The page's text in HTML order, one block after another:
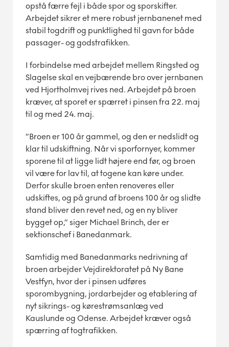
opstå færre fejl i både spor og sporskifter.
Arbejdet sikrer et mere robust jernbanenet med
stabil togdrift og punktlighed til gavn for både
passager- og godstrafikken.
I forbindelse med arbejdet mellem Ringsted og
Slagelse skal en vejbærende bro over jernbanen
ved Hjortholmvej rives ned. Arbejdet på broen
kræver, at sporet er spærret i pinsen fra 22. maj
til og med 24. maj.
”Broen er 100 år gammel, og den er nedslidt og
klar til udskiftning. Når vi sporfornyer, kommer
sporene til at ligge lidt højere end før, og broen
vil være for lav til, at togene kan køre under.
Derfor skulle broen enten renoveres eller
udskiftes, og på grund af broens 100 år og slidte
stand bliver den revet ned, og en ny bliver
bygget op,” siger Michael Brinch, der er
sektionschef i Banedanmark.
Samtidig med Banedanmarks nedrivning af
broen arbejder Vejdirektoratet på Ny Bane
Vestfyn, hvor der i pinsen udføres
sporombygning, jordarbejder og etablering af
nyt sikrings- og kørestrømsanlæg ved
Kauslunde og Odense. Arbejdet kræver også
spærring af togtrafikken.